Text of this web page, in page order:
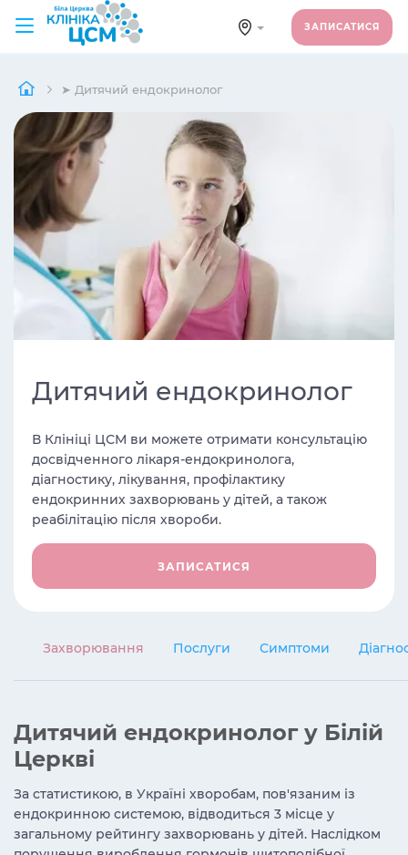
ЗАПИСАТИСЯ
➤ Дитячий ендокринолог
Дитячий ендокринолог
В Клініці ЦСМ ви можете отримати консультацію
досвідченного лікаря-ендокринолога,
діагностику, лікування, профілактику
ендокринних захворювань у дітей, а також
реабілітацію після хвороби.
ЗАПИСАТИСЯ
Захворювання Послуги Симптоми
Дитячий ендокринолог у Білій
Церкві
За статистикою, в Україні хворобам, пов'язаним із
ендокринною системою, відводиться 3 місце у
загальному рейтингу захворювань у дітей. Наслідком